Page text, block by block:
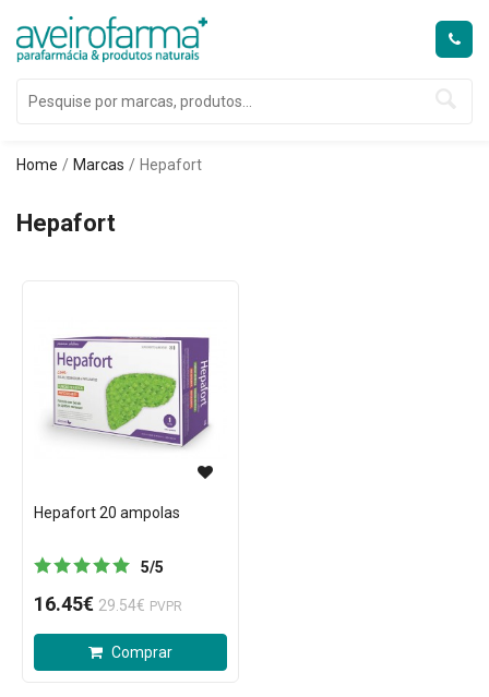
Home Marcas Hepafort
Hepafort
Hepafort 20 ampolas
5/5
16.45€ 29.54€ PVPR
Comprar